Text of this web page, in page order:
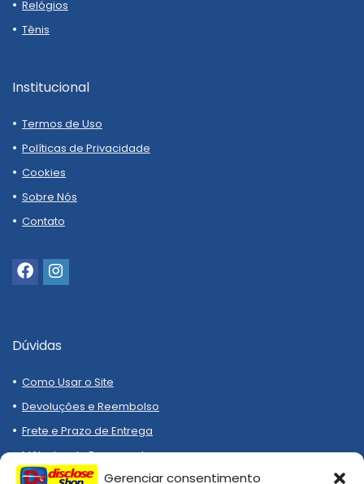
Gerenciar consentimento
Relógios
Tênis
Institucional
Termos de Uso
Políticas de Privacidade
Cookies
Sobre Nós
Contato
Dúvidas
Como Usar o Site
Devoluções e Reembolso
Frete e Prazo de Entrega
Métodos de Pagamento